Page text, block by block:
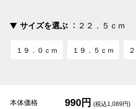
サイズを選ぶ ２２．５ｃｍ
１９．０ｃｍ １９．５ｃｍ
本体価格 990円 (税込1,089円)